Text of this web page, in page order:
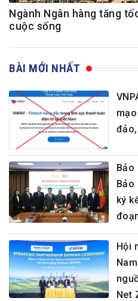
Ngành Ngân hàng tăng
cuộc sống
BÀI MỚI NHẤT
Bảo
Bảo
ký
Hội
Net